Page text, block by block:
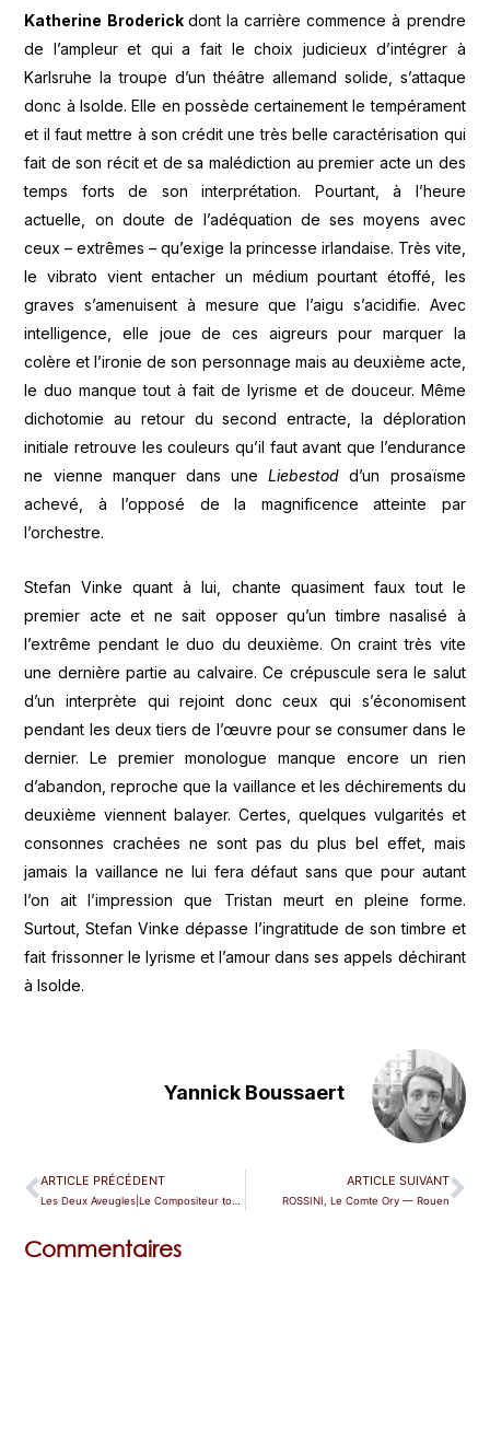
Katherine Broderick dont la carrière commence à prendre
de l’ampleur et qui a fait le choix judicieux d’intégrer à
Karlsruhe la troupe d’un théâtre allemand solide, s’attaque
donc à Isolde. Elle en possède certainement le tempérament
et il faut mettre à son crédit une très belle caractérisation qui
fait de son récit et de sa malédiction au premier acte un des
temps forts de son interprétation. Pourtant, à l’heure
actuelle, on doute de l’adéquation de ses moyens avec
ceux – extrêmes – qu’exige la princesse irlandaise. Très vite,
le vibrato vient entacher un médium pourtant étoffé, les
graves s’amenuisent à mesure que l’aigu s’acidifie. Avec
intelligence, elle joue de ces aigreurs pour marquer la
colère et l’ironie de son personnage mais au deuxième acte,
le duo manque tout à fait de lyrisme et de douceur. Même
dichotomie au retour du second entracte, la déploration
initiale retrouve les couleurs qu’il faut avant que l’endurance
ne vienne manquer dans uneLiebestod d’un prosaïsme
achevé, à l’opposé de la magnificence atteinte par
l’orchestre.
Stefan Vinke quant à lui, chante quasiment faux tout le
premier acte et ne sait opposer qu’un timbre nasalisé à
l’extrême pendant le duo du deuxième. On craint très vite
une dernière partie au calvaire. Ce crépuscule sera le salut
d’un interprète qui rejoint donc ceux qui s’économisent
pendant les deux tiers de l’œuvre pour se consumer dans le
dernier. Le premier monologue manque encore un rien
d’abandon, reproche que la vaillance et les déchirements du
deuxième viennent balayer. Certes, quelques vulgarités et
consonnes crachées ne sont pas du plus bel effet, mais
jamais la vaillance ne lui fera défaut sans que pour autant
l’on ait l’impression que Tristan meurt en pleine forme.
Surtout, Stefan Vinke dépasse l’ingratitude de son timbre et
fait frissonner le lyrisme et l’amour dans ses appels déchirant
à Isolde.
Yannick Boussaert
ARTICLE PRÉCÉDENT ARTICLE SUIVANT
ROSSINI, Le Comte Ory — Rouen
Commentaires